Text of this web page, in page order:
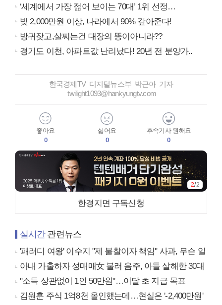
‘세계에서 가장 젊어 보이는 70대’ 1위 선정…
빚 2,000만원 이상, 나라에서 90% 갚아준다!
방귀잦고,살찌는건 대장의 똥이아니라??
경기도 이천, 아파트값 난리났다! 20년 전 분양가..
한국경제TV 디지털뉴스부 박근아 기자
twilight1093@hankyungtv.com
좋아요
0
싫어요
0
후속기사 원해요
0
2/2
한경지면 구독신청
실시간관련뉴스
'패러디 여왕' 이수지 "제 불찰이자 책임" 사과, 무슨 일
아내 가출하자 성매매女 불러 음주, 아들 살해한 30대
"소득 상관없이 1인 50만원"…이달 초 지급 목표
김원훈 주식 1억8천 올인했는데…현실은 '-2,400만원'